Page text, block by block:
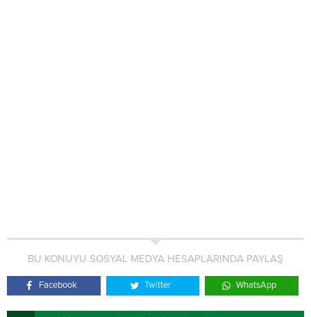
BU KONUYU SOSYAL MEDYA HESAPLARINDA PAYLAŞ
Facebook Twitter WhatsApp